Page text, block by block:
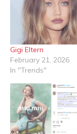
Gigi Eltern
February 21, 2026
In "Trends"